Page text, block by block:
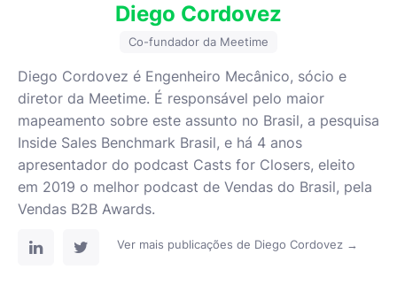
Diego Cordovez
Co-fundador da Meetime
Diego Cordovez é Engenheiro Mecânico, sócio e
diretor da Meetime. É responsável pelo maior
mapeamento sobre este assunto no Brasil, a pesquisa
Inside Sales Benchmark Brasil, e há 4 anos
apresentador do podcast Casts for Closers, eleito
em 2019 o melhor podcast de Vendas do Brasil, pela
Vendas B2B Awards.
Ver mais publicações de Diego Cordovez →